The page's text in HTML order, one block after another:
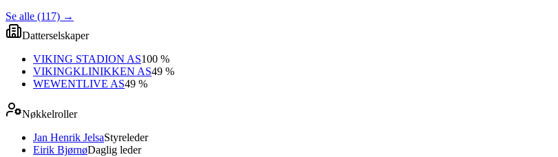
Se alle (117) →
Datterselskaper
VIKING STADION AS100 %
VIKINGKLINIKKEN AS49 %
WEWENTLIVE AS49 %
Nøkkelroller
Jan Henrik JelsaStyreleder
Eirik BjørnøDaglig leder